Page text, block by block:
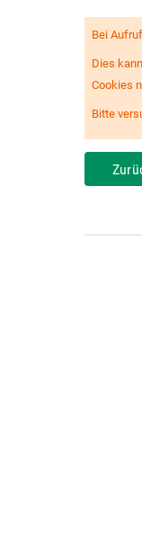
Bei
Dies
Cookies
Bitte